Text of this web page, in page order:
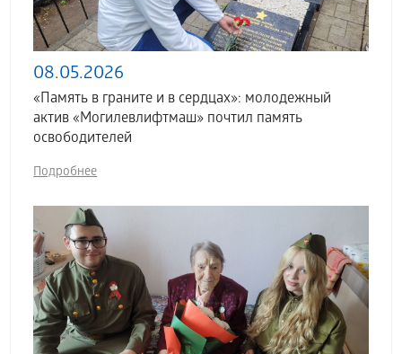
08.05.2026
«Память в граните и в сердцах»: молодежный
актив «Могилевлифтмаш» почтил память
освободителей
Подробнее